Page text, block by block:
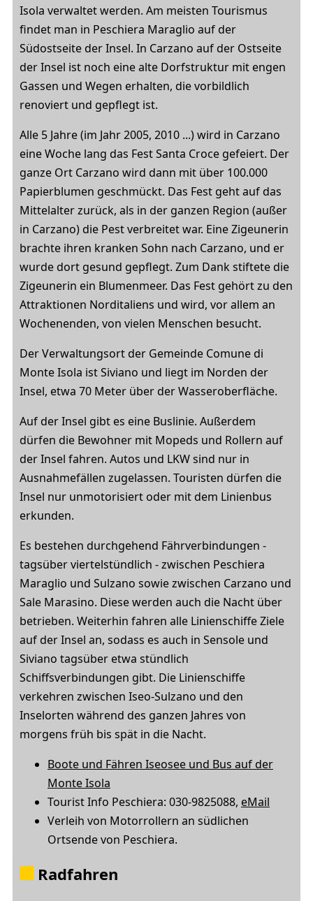
Isola verwaltet werden. Am meisten Tourismus
findet man in Peschiera Maraglio auf der
Südostseite der Insel. In Carzano auf der Ostseite
der Insel ist noch eine alte Dorfstruktur mit engen
Gassen und Wegen erhalten, die vorbildlich
renoviert und gepflegt ist.
Alle 5 Jahre (im Jahr 2005, 2010 ...) wird in Carzano
eine Woche lang das Fest Santa Croce gefeiert. Der
ganze Ort Carzano wird dann mit über 100.000
Papierblumen geschmückt. Das Fest geht auf das
Mittelalter zurück, als in der ganzen Region (außer
in Carzano) die Pest verbreitet war. Eine Zigeunerin
brachte ihren kranken Sohn nach Carzano, und er
wurde dort gesund gepflegt. Zum Dank stiftete die
Zigeunerin ein Blumenmeer. Das Fest gehört zu den
Attraktionen Norditaliens und wird, vor allem an
Wochenenden, von vielen Menschen besucht.
Der Verwaltungsort der Gemeinde Comune di
Monte Isola ist Siviano und liegt im Norden der
Insel, etwa 70 Meter über der Wasseroberfläche.
Auf der Insel gibt es eine Buslinie. Außerdem
dürfen die Bewohner mit Mopeds und Rollern auf
der Insel fahren. Autos und LKW sind nur in
Ausnahmefällen zugelassen. Touristen dürfen die
Insel nur unmotorisiert oder mit dem Linienbus
erkunden.
Es bestehen durchgehend Fährverbindungen -
tagsüber viertelstündlich - zwischen Peschiera
Maraglio und Sulzano sowie zwischen Carzano und
Sale Marasino. Diese werden auch die Nacht über
betrieben. Weiterhin fahren alle Linienschiffe Ziele
auf der Insel an, sodass es auch in Sensole und
Siviano tagsüber etwa stündlich
Schiffsverbindungen gibt. Die Linienschiffe
verkehren zwischen Iseo-Sulzano und den
Inselorten während des ganzen Jahres von
morgens früh bis spät in die Nacht.
Boote und Fähren Iseosee und Bus auf der
Monte Isola
Tourist Info Peschiera: 030-9825088, eMail
Verleih von Motorrollern an südlichen
Ortsende von Peschiera.
Radfahren